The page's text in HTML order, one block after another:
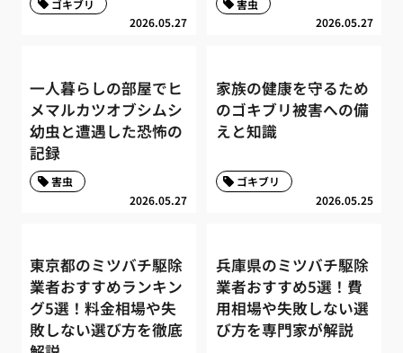
2026.05.27
ゴキブリ
2026.05.27
害虫
一人暮らしの部屋でヒ
メマルカツオブシムシ
幼虫と遭遇した恐怖の
記録
2026.05.27
害虫
家族の健康を守るため
のゴキブリ被害への備
えと知識
2026.05.25
ゴキブリ
東京都のミツバチ駆除
業者おすすめランキン
グ5選！料金相場や失
敗しない選び方を徹底
兵庫県のミツバチ駆除
業者おすすめ5選！費
用相場や失敗しない選
び方を専門家が解説